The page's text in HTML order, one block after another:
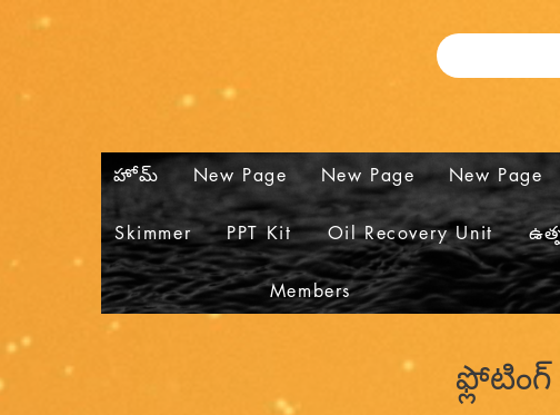
హోమ్ New Page New Page New Page
Skimmer PPT Kit Oil Recovery Unit
Members